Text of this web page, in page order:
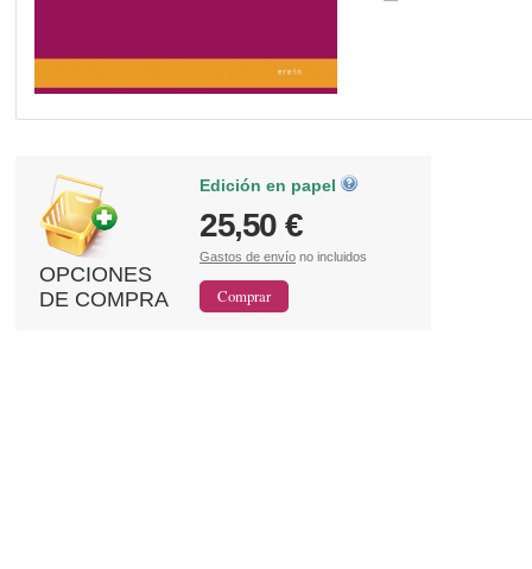
OPCIONES
DE COMPRA
Edición en papel
25,50 €
Gastos de envío no incluidos